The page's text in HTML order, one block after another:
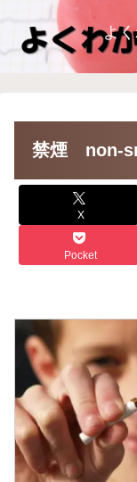
よ
禁煙 non-
X
Pocket